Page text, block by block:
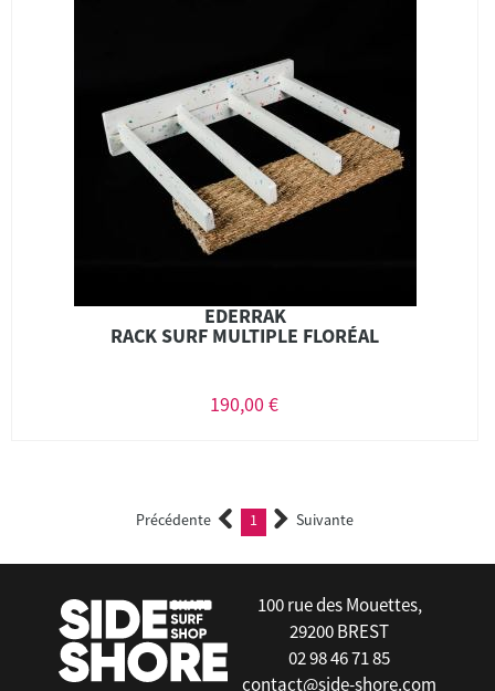
EDERRAK
RACK SURF MULTIPLE FLORÉAL
190,00 €
Précédente 1 (current)Suivante
100 rue des Mouettes,
29200 BREST
02 98 46 71 85
contact@side-shore.com